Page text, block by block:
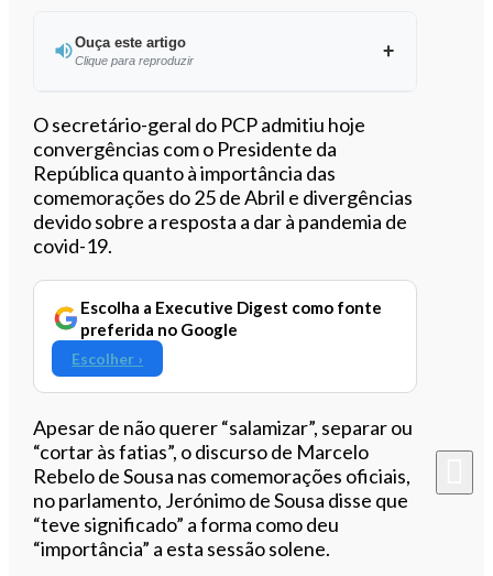
Ouça este artigo
Clique para reproduzir
Ouvir este artigo
O secretário-geral do PCP admitiu hoje
convergências com o Presidente da
República quanto à importância das
comemorações do 25 de Abril e divergências
devido sobre a resposta a dar à pandemia de
covid-19.
Escolha a Executive Digest como fonte
preferida no Google
Escolher ›
Apesar de não querer “salamizar”, separar ou
“cortar às fatias”, o discurso de Marcelo
Rebelo de Sousa nas comemorações oficiais,
no parlamento, Jerónimo de Sousa disse que
“teve significado” a forma como deu
“importância” a esta sessão solene.